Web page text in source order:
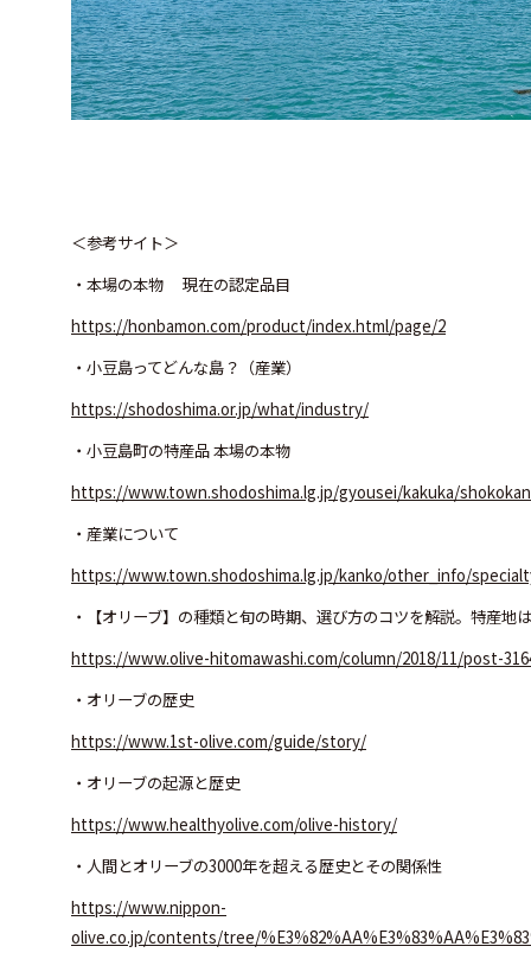
＜参考サイト＞
・本場の本物 現在の認定品目
https://honbamon.com/product/index.html/page/2
・小豆島ってどんな島？（産業）
https://shodoshima.or.jp/what/industry/
・小豆島町の特産品 本場の本物
https://www.town.shodoshima.lg.jp/gyousei/kakuka/
・産業について
https://www.town.shodoshima.lg.jp/kanko/other_info/
・【オリーブ】の種類と旬の時期、選び方のコツを解説。特産地
https://www.olive-hitomawashi.com/column/2018/11/post-
・オリーブの歴史
https://www.1st-olive.com/guide/story/
・オリーブの起源と歴史
https://www.healthyolive.com/olive-history/
・人間とオリーブの3000年を超える歴史とその関係性
https://www.nippon-
olive.co.jp/contents/tree/